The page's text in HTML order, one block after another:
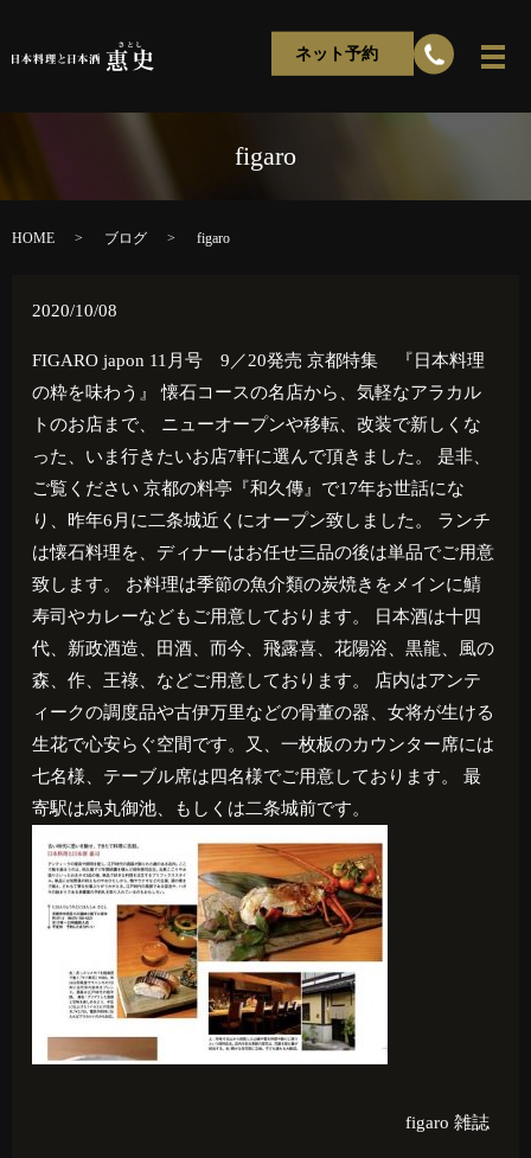
ネット予約
figaro
HOME ブログ figaro
2020/10/08
FIGARO japon 11月号 9／20発売 京都特集 『日本料理
の粋を味わう』 懐石コースの名店から、気軽なアラカル
トのお店まで、 ニューオープンや移転、改装で新しくな
った、いま行きたいお店7軒に選んで頂きました。 是非、
ご覧ください 京都の料亭『和久傳』で17年お世話にな
り、昨年6月に二条城近くにオープン致しました。 ランチ
は懐石料理を、ディナーはお任せ三品の後は単品でご用意
致します。 お料理は季節の魚介類の炭焼きをメインに鯖
寿司やカレーなどもご用意しております。 日本酒は十四
代、新政酒造、田酒、而今、飛露喜、花陽浴、黒龍、風の
森、作、王祿、などご用意しております。 店内はアンテ
ィークの調度品や古伊万里などの骨董の器、女将が生ける
生花で心安らぐ空間です。又、一枚板のカウンター席には
七名様、テーブル席は四名様でご用意しております。 最
寄駅は烏丸御池、もしくは二条城前です。
figaro 雑誌